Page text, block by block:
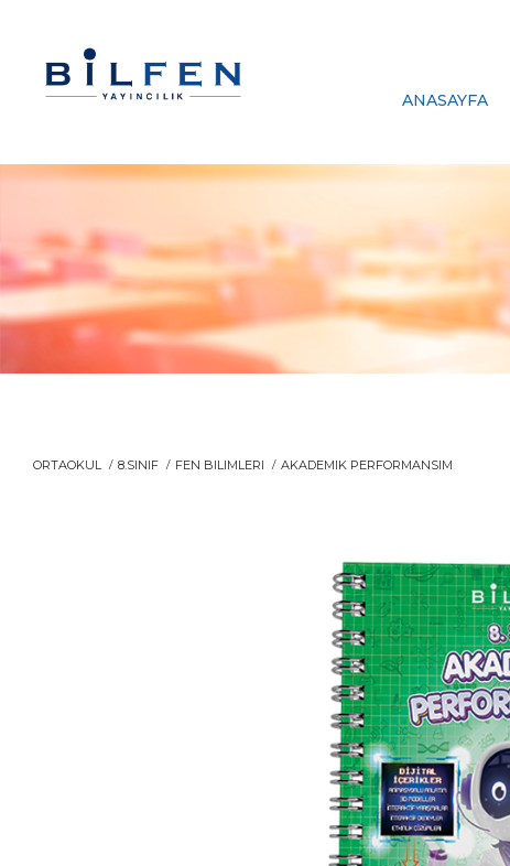
ANASAYFA
ORTAOKUL 8.SINIF FEN BILIMLERI AKADEMIK PERFORMANSIM